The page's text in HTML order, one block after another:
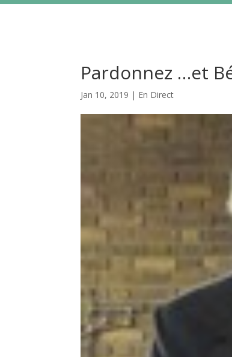
Pardonnez …et
Jan 10, 2019 | En Direct